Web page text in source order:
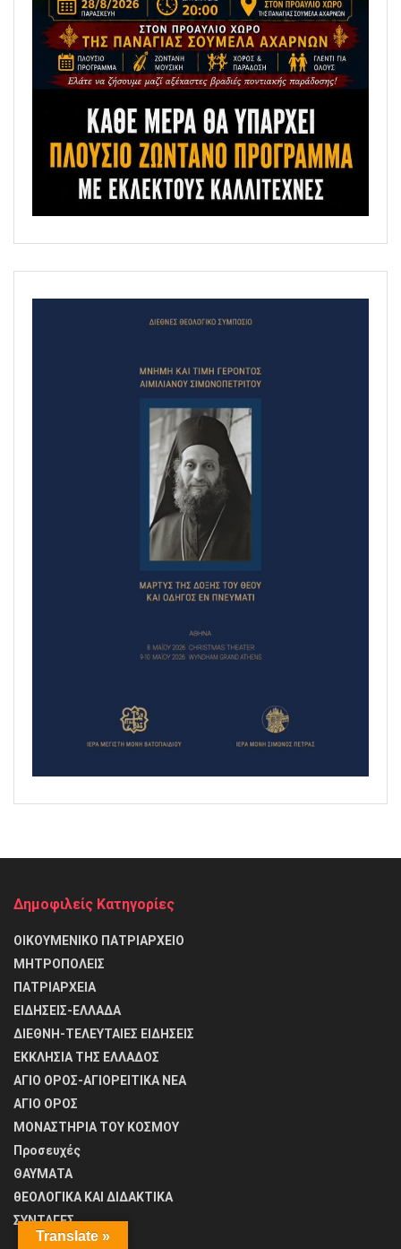
Δημοφιλείς Κατηγορίες
ΟΙΚΟΥΜΕΝΙΚΟ ΠΑΤΡΙΑΡΧΕΙΟ
ΜΗΤΡΟΠΟΛΕΙΣ
ΠΑΤΡΙΑΡΧΕΙΑ
ΕΙΔΗΣΕΙΣ-ΕΛΛΑΔΑ
ΔΙΕΘΝΗ-ΤΕΛΕΥΤΑΙΕΣ ΕΙΔΗΣΕΙΣ
ΕΚΚΛΗΣΙΑ ΤΗΣ ΕΛΛΑΔΟΣ
ΑΓΙΟ ΟΡΟΣ-ΑΓΙΟΡΕΙΤΙΚΑ ΝΕΑ
ΑΓΙΟ ΟΡΟΣ
ΜΟΝΑΣΤΗΡΙΑ ΤΟΥ ΚΟΣΜΟΥ
Προσευχές
ΘΑΥΜΑΤΑ
θΕΟΛΟΓΙΚΑ ΚΑΙ ΔΙΔΑΚΤΙΚΑ
ΣΥΝΤΑΓΕΣ
Translate »